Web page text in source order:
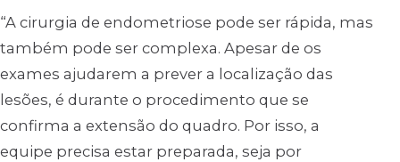
“A cirurgia de endometriose pode ser rápida, mas
também pode ser complexa. Apesar de os
exames ajudarem a prever a localização das
lesões, é durante o procedimento que se
confirma a extensão do quadro. Por isso, a
equipe precisa estar preparada, seja por